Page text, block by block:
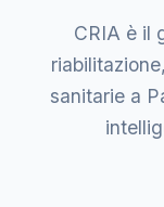
CRIA è il
sanitarie a